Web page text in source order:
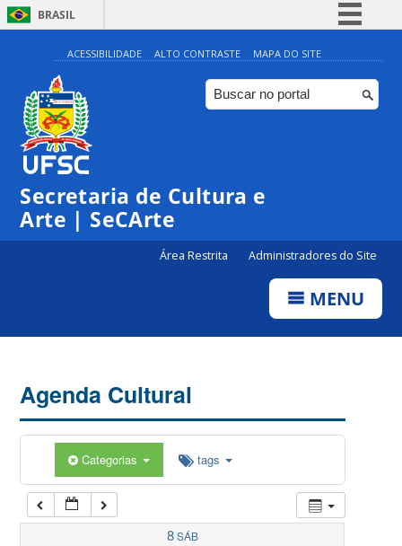
BRASIL
Simplifique!
Comunica BR
Participe
ACESSIBILIDADE ALTO CONTRASTE MAPA DO SITE
Secretaria de Cultura e
Arte | SeCArte
Área Restrita Administradores do Site
MENU
Agenda Cultural
Categorias tags
8SÁB
0:00
1:00
5:00
7:00